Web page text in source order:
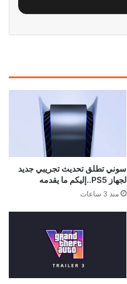
سوني تطلق تحديث تجريبي جديد
لجهاز PS5..إليكم ما يقدمه
منذ 3 ساعات